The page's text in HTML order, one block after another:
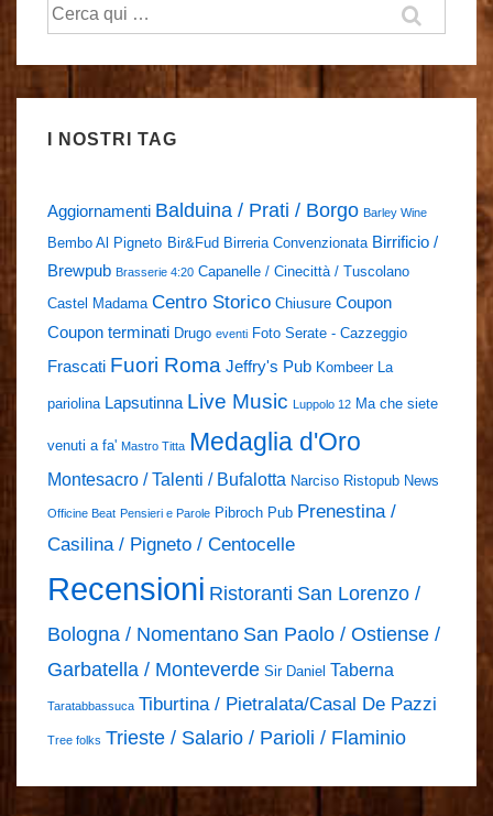
Cerca:
I NOSTRI TAG
Aggiornamenti Balduina / Prati / Borgo Barley Wine
Bembo Al Pigneto Bir&Fud Birreria Convenzionata Birrificio /
Brewpub Brasserie 4:20 Capanelle / Cinecittà / Tuscolano
Castel Madama Centro Storico Chiusure Coupon
Coupon terminati Drugo eventi Foto Serate - Cazzeggio
Frascati Fuori Roma Jeffry's Pub Kombeer La
pariolina Lapsutinna Live Music Luppolo 12 Ma che siete
venuti a fa' Mastro Titta Medaglia d'Oro
Montesacro / Talenti / Bufalotta Narciso Ristopub News
Officine Beat Pensieri e Parole Pibroch Pub Prenestina /
Casilina / Pigneto / Centocelle
Recensioni Ristoranti San Lorenzo /
Bologna / Nomentano San Paolo / Ostiense /
Garbatella / Monteverde Sir Daniel Taberna
Taratabbassuca Tiburtina / Pietralata/Casal De Pazzi
Tree folks Trieste / Salario / Parioli / Flaminio